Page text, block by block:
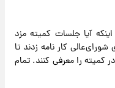
اینکه آیا جلسات کمیته مزد
کار نامه زدند تا
را معرفی کنند. تمام